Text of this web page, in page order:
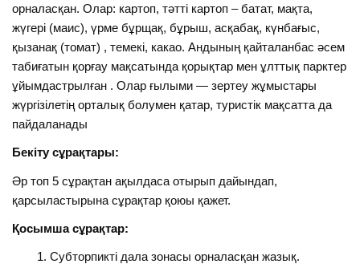
орналасқан. Олар: картоп, тәтті картоп – батат, мақта,
жүгері (маис), үрме бұрщақ, бұрыш, асқабақ, күнбағыс,
қызанақ (томат) , темекі, какао. Андының қайталанбас әсем
табиғатын қорғау мақсатында қорықтар мен ұлттық парктер
ұйымдастрылған . Олар ғылыми — зертеу жұмыстары
жүргізілетің орталық болумен қатар, туристік мақсатта да
пайдаланады
Бекіту сұрақтары:
Әр топ 5 сұрақтан ақылдаса отырып дайындап,
қарсыластырына сұрақтар қоюы қажет.
Қосымша сұрақтар:
Субторпикті дала зонасы орналасқан жазық.